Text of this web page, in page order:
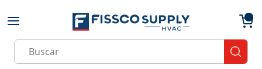
Skip to main content
Site Search